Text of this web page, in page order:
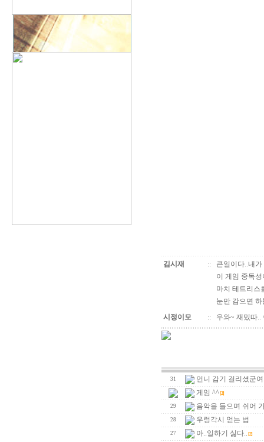
김시재 ::
큰일이다..내
이 게임 중독
마치 테트리스
눈만 감으면
시정이모
:: 우와~ 재밌따..
31
언니 감기 걸리셨군
게임 ^^ [2]
29 음악을 들으며 쉬어
28 우렁각시 얻는 법
27 아..일하기 싫다.. [2]